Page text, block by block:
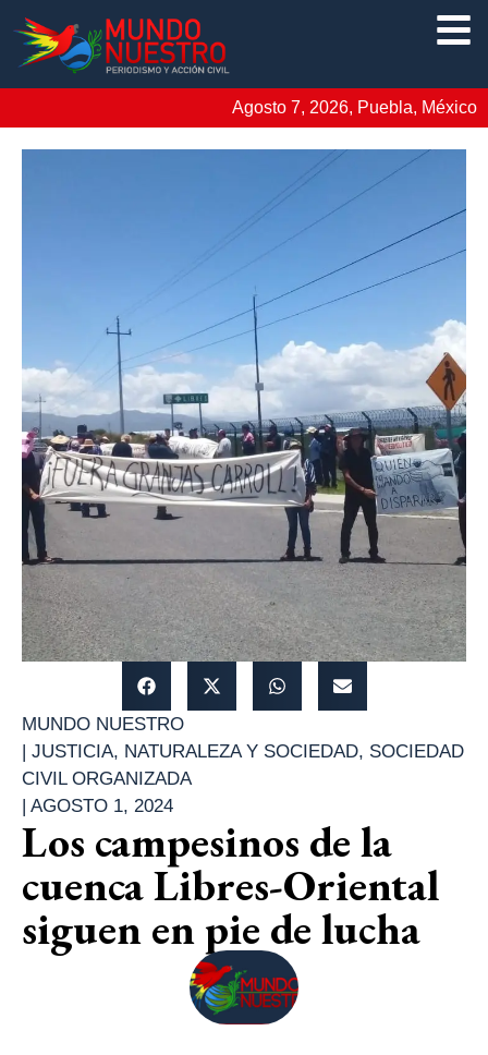
Agosto 7, 2026, Puebla, México
MUNDO NUESTRO
JUSTICIA, NATURALEZA Y SOCIEDAD, SOCIEDAD
CIVIL ORGANIZADA
AGOSTO 1, 2024
Los campesinos de la
cuenca Libres-Oriental
siguen en pie de lucha